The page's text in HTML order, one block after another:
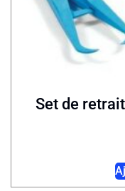
Set de